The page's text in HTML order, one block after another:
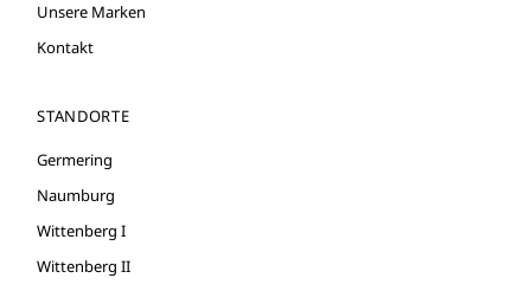
Unsere Marken
Kontakt
STANDORTE
Germering
Naumburg
Wittenberg I
Wittenberg II